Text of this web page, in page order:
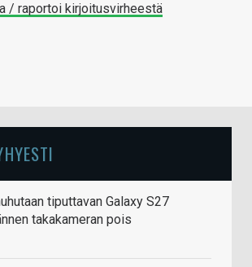
/ raportoi kirjoitusvirheestä
tiputtavan Galaxy S27
takakameran pois